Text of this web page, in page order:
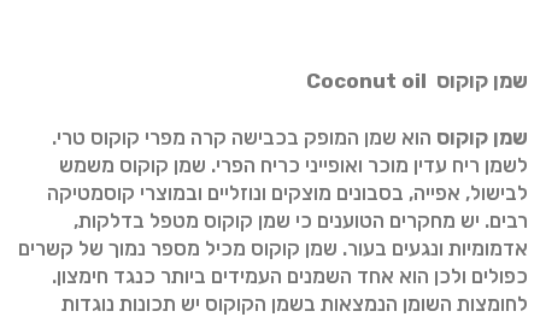
שמן קוקוס Coconut oil
שמן קוקוס הוא שמן המופק בכבישה קרה מפרי קוקוס טרי.
לשמן ריח עדין מוכר ואופייני כריח הפרי. שמן קוקוס משמש
לבישול, אפייה, בסבונים מוצקים ונוזליים ובמוצרי קוסמטיקה
רבים. יש מחקרים הטוענים כי שמן קוקוס מטפל בדלקות,
אדמומיות ונגעים בעור. שמן קוקוס מכיל מספר נמוך של קשרים
כפולים ולכן הוא אחד השמנים העמידים ביותר כנגד חימצון.
לחומצות השומן הנמצאות בשמן הקוקוס יש תכונות נוגדות